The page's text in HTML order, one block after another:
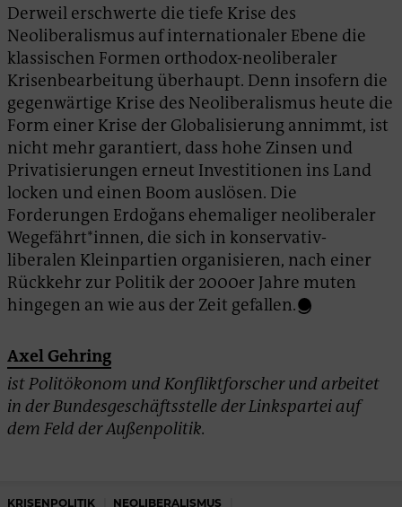
Derweil erschwerte die tiefe Krise des
Neoliberalismus auf internationaler Ebene die
klassischen Formen orthodox-neoliberaler
Krisenbearbeitung überhaupt. Denn insofern die
gegenwärtige Krise des Neoliberalismus heute die
Form einer Krise der Globalisierung annimmt, ist
nicht mehr garantiert, dass hohe Zinsen und
Privatisierungen erneut Investitionen ins Land
locken und einen Boom auslösen. Die
Forderungen Erdoğans ehemaliger neoliberaler
Wegefährt*innen, die sich in konservativ-
liberalen Kleinpartien organisieren, nach einer
Rückkehr zur Politik der 2000er Jahre muten
hingegen an wie aus der Zeit gefallen.
Axel Gehring
ist Politökonom und Konfliktforscher und arbeitet
in der Bundesgeschäftsstelle der Linkspartei auf
dem Feld der Außenpolitik.
KRISENPOLITIK NEOLIBERALISMUS